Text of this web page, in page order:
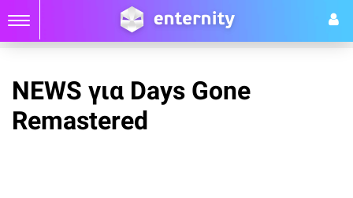
NEWS για Days Gone
Remastered